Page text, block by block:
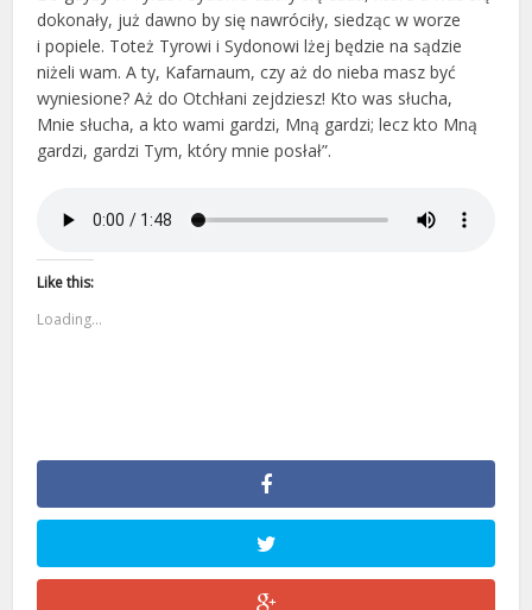
dokonały, już dawno by się nawróciły, siedząc w worze
i popiele. Toteż Tyrowi i Sydonowi lżej będzie na sądzie
niżeli wam. A ty, Kafarnaum, czy aż do nieba masz być
wyniesione? Aż do Otchłani zejdziesz! Kto was słucha,
Mnie słucha, a kto wami gardzi, Mną gardzi; lecz kto Mną
gardzi, gardzi Tym, który mnie posłał”.
Like this:
Loading...